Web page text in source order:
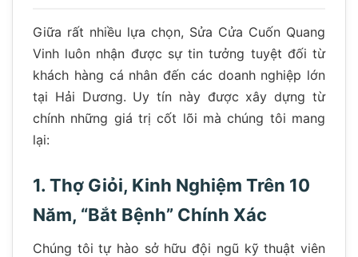
Giữa rất nhiều lựa chọn, Sửa Cửa Cuốn Quang
Vinh luôn nhận được sự tin tưởng tuyệt đối từ
khách hàng cá nhân đến các doanh nghiệp lớn
tại Hải Dương. Uy tín này được xây dựng từ
chính những giá trị cốt lõi mà chúng tôi mang
lại:
1. Thợ Giỏi, Kinh Nghiệm Trên 10
Năm, “Bắt Bệnh” Chính Xác
Chúng tôi tự hào sở hữu đội ngũ kỹ thuật viên